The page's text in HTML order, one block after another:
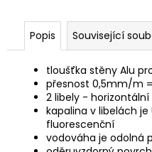
Popis Související
tloušťka stěny Alu
přesnost 0,5mm/m
2 libely -
kapalina v libelách je
fluorescenční
vodováha je odolná
Kč